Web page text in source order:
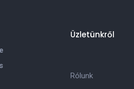
Üzletünkről
Rólunk